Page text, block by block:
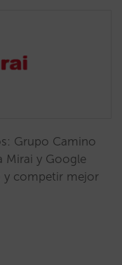
Grupo Camino
Mirai y Google
y competir mejor